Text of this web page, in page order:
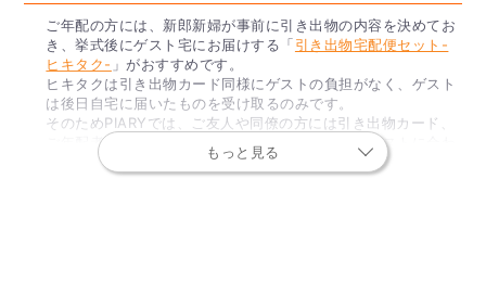
ご年配の方には、新郎新婦が事前に引き出物の内容を決めてお
き、挙式後にゲスト宅にお届けする「引き出物宅配便セット-
ヒキタク- 」がおすすめです。
ヒキタクは引き出物カード同様にゲストの負担がなく、ゲスト
は後日自宅に届いたものを受け取るのみです。
そのためPIARYでは、ご友人や同僚の方には引き出物カード、
ご年配者や目上の方にはヒキタクというように、ゲストに合わ
せて贈り分けをすることをおすすめしています。
もっと見る